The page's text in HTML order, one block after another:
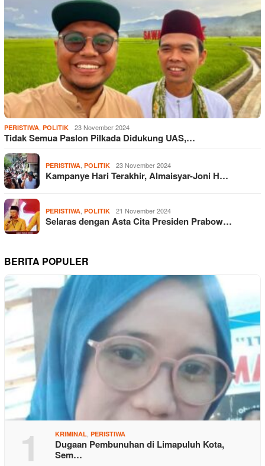
PERISTIWA POLITIK 23 November 2024
Tidak Semua Paslon Pilkada Didukung UAS,…
PERISTIWA POLITIK 23 November 2024
Kampanye Hari Terakhir, Almaisyar-Joni H…
PERISTIWA POLITIK 21 November 2024
Selaras dengan Asta Cita Presiden Prabow…
BERITA POPULER
1 KRIMINAL PERISTIWA
Dugaan Pembunuhan di Limapuluh Kota,
Sem…